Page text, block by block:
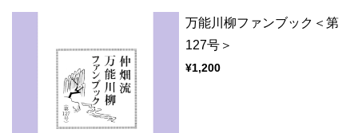
万能川柳ファンブック＜第
127号＞
¥1,200